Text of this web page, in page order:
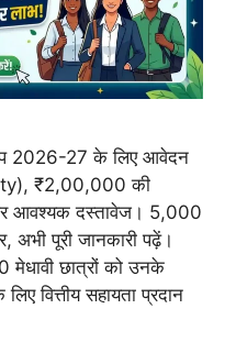
2026-27 के लिए आवेदन
₹2,00,000 की
और आवश्यक दस्तावेज। 5,000
अभी पूरी जानकारी पढ़ें।
छात्रों को उनके
वित्तीय सहायता प्रदान